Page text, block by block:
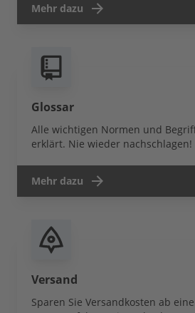
Mehr dazu
Glossar
Alle wichtigen Normen und
erklärt. Nie wieder nachschlagen!
Mehr dazu
Versand
Sparen Sie Versandkosten ab